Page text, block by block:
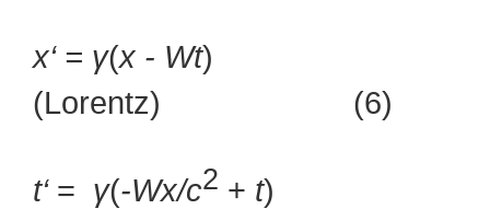
x‘ = γ(x - Wt)
(Lorentz) (6)
t‘ = γ(-Wx/c2 + t)